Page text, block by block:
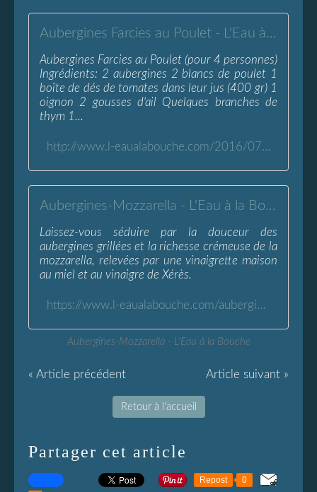
Aubergines Farcies au Poulet - L'Eau à la Bouche
Aubergines Farcies au Poulet (pour 4 personnes)
Ingrédients: 2 aubergines 2 blancs de poulet 1
boîte de dés de tomates dans leur jus (400 gr) 1
oignon 2 gousses d'ail Quelques branches de
thym 1...
http://www.l-eaualabouche.com/2016/07/aubergines-farcies-au-poulet.html
Aubergines-Mozzarella - L'Eau à la Bouche
Laissez-vous séduire par la douceur des
aubergines grillées et la richesse crémeuse de la
mozzarella, relevées par une vinaigrette maison
au miel et au vinaigre de Xérès.
https://www.l-eaualabouche.com/aubergines-mozzarella.html
Aubergines-Mozzarella - L'Eau à la Bouche
« Article précédent Article suivant »
Retour à l'accueil
Partager cet article
Repost 0